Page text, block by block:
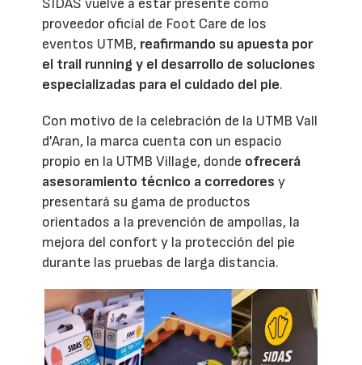
SIDAS vuelve a estar presente como
proveedor oficial de Foot Care de los
eventos UTMB, reafirmando su apuesta por
el trail running y el desarrollo de soluciones
especializadas para el cuidado del pie.
Con motivo de la celebración de la UTMB Vall
d'Aran, la marca cuenta con un espacio
propio en la UTMB Village, donde ofrecerá
asesoramiento técnico a corredores y
presentará su gama de productos
orientados a la prevención de ampollas, la
mejora del confort y la protección del pie
durante las pruebas de larga distancia.